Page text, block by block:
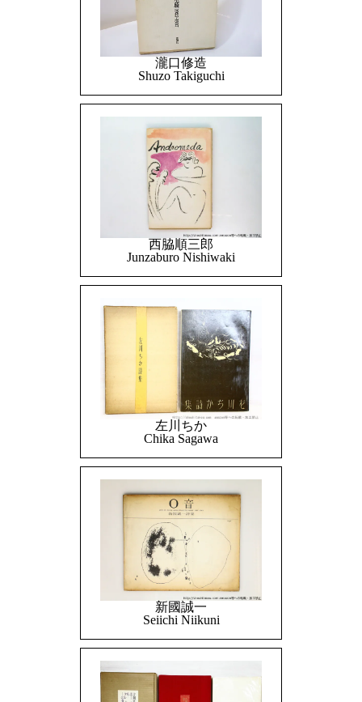
瀧口修造
Shuzo Takiguchi
西脇順三郎
Junzaburo Nishiwaki
左川ちか
Chika Sagawa
新國誠一
Seiichi Niikuni